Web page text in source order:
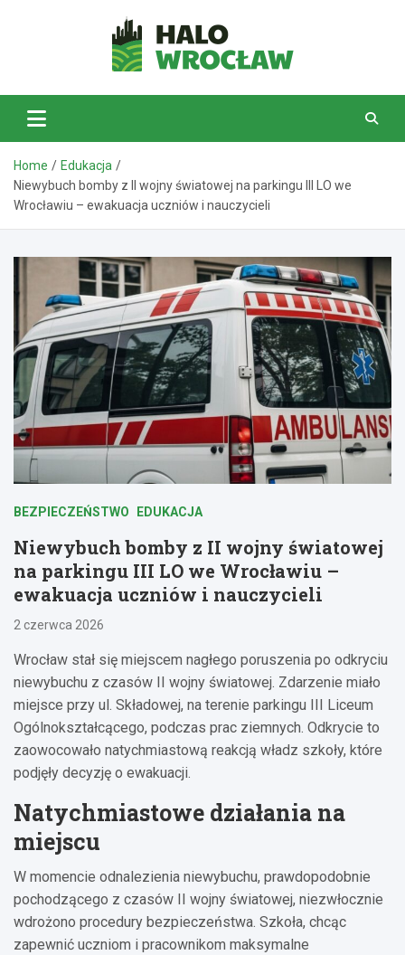
HaloWrocław.pl
Home
Edukacja
Niewybuch bomby z II wojny światowej na parkingu III LO we
Wrocławiu – ewakuacja uczniów i nauczycieli
BEZPIECZEŃSTWO EDUKACJA
Niewybuch bomby z II wojny światowej
na parkingu III LO we Wrocławiu –
ewakuacja uczniów i nauczycieli
2 czerwca 2026
Wrocław stał się miejscem nagłego poruszenia po odkryciu
niewybuchu z czasów II wojny światowej. Zdarzenie miało
miejsce przy ul. Składowej, na terenie parkingu III Liceum
Ogólnokształcącego, podczas prac ziemnych. Odkrycie to
zaowocowało natychmiastową reakcją władz szkoły, które
podjęły decyzję o ewakuacji.
Natychmiastowe działania na
miejscu
W momencie odnalezienia niewybuchu, prawdopodobnie
pochodzącego z czasów II wojny światowej, niezwłocznie
wdrożono procedury bezpieczeństwa. Szkoła, chcąc
zapewnić uczniom i pracownikom maksymalne